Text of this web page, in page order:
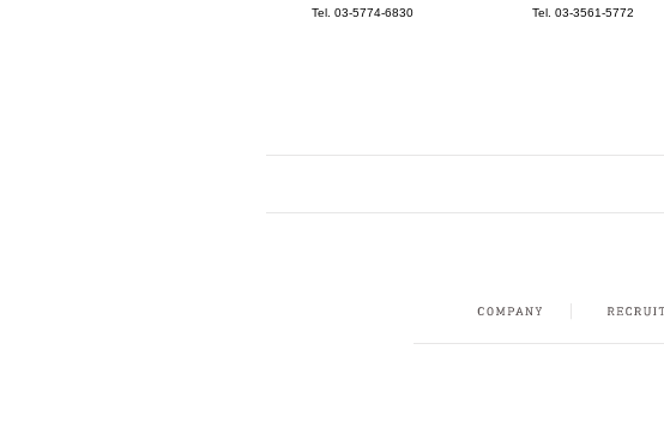
Tel. 03-5774-6830
Tel. 03-3561-5772
INSTAGRAM